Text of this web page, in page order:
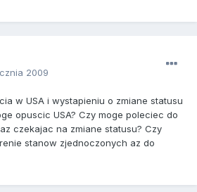
2009
w USA i wystapieniu o zmiane statusu
opuscic USA? Czy moge poleciec do
czekajac na zmiane statusu? Czy
stanow zjednoczonych az do